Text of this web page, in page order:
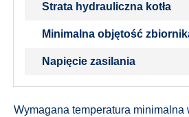
Strata hydrauliczna kotła
Minimalna objętość
Napięcie zasilania
Wymagana temperatura minimalna